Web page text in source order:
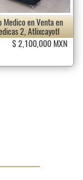
Medico en Venta en
2, Atlixcayotl
$ 2,100,000 MXN